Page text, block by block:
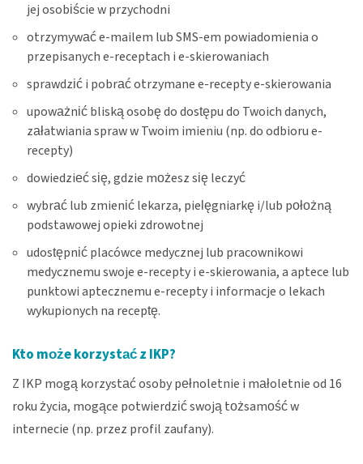
jej osobiście w przychodni
otrzymywać e-mailem lub SMS-em powiadomienia o
przepisanych e-receptach ie-skierowaniach
sprawdzić i pobrać otrzymane e-recepty e-skierowania
upoważnić bliską osobę do dostępu do Twoich danych,
załatwiania spraw w Twoim imieniu (np. do odbioru e-
recepty)
dowiedzieć się, gdzie możesz się leczyć
wybrać lub zmienić lekarza, pielęgniarkę i/lub położną
podstawowej opieki zdrowotnej
udostępnić placówce medycznej lub pracownikowi
medycznemu swoje e-recepty i e-skierowania, a aptece lub
punktowi aptecznemu e-recepty i informacje o lekach
wykupionych na receptę.
Kto może korzystać z IKP?
Z IKP mogą korzystać osoby pełnoletnie i małoletnie od 16
roku życia, mogące potwierdzić swoją tożsamość w
internecie (np. przez profil zaufany).